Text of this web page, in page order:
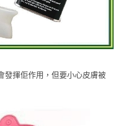
發揮佢作用，但要小心皮膚被